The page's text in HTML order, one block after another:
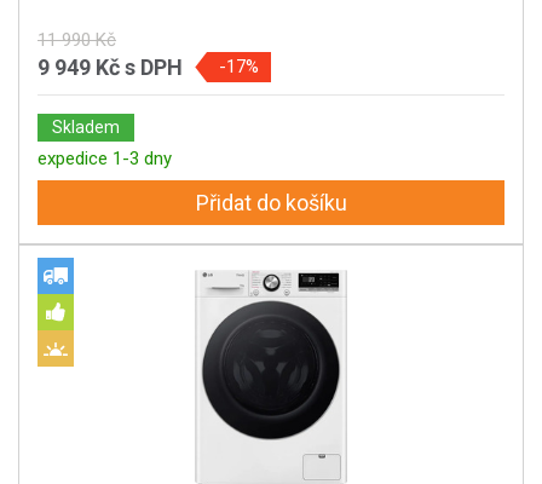
11 990 Kč
9 949 Kčs DPH -17%
Skladem
expedice 1-3 dny
Přidat do košíku